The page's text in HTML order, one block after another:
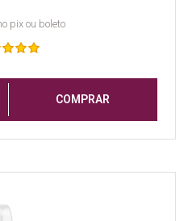
pix ou boleto
COMPRAR